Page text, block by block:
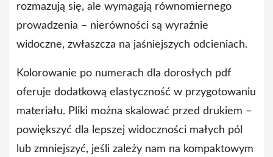
rozmazują się, ale wymagają równomiernego
prowadzenia – nierówności są wyraźnie
widoczne, zwłaszcza na jaśniejszych odcieniach.
Kolorowanie po numerach dla dorosłych pdf
oferuje dodatkową elastyczność w przygotowaniu
materiału. Pliki można skalować przed drukiem –
powiększyć dla lepszej widoczności małych pól
lub zmniejszyć, jeśli zależy nam na kompaktowym